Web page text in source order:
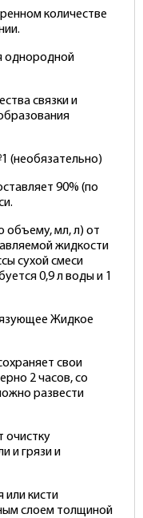
количестве
однородной
связки и
(необязательно)
90% (по
объему, мл, л) от
жидкости
сухой смеси
0,9 л воды и 1
Жидкое
свои
2 часов, со
развести
очистку
и грязи и
кисти
слоем толщиной